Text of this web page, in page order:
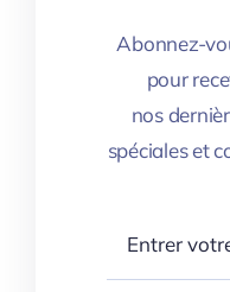
Abonnez-
pour
nos
spéciales et